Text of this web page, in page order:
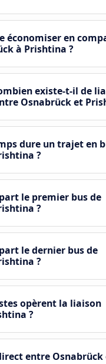
économiser en
à Prishtina ?
existe-t-il de
Osnabrück et
dure un trajet en
?
le premier bus de
?
le dernier bus de
?
opèrent la liaison
?
entre Osnabrück